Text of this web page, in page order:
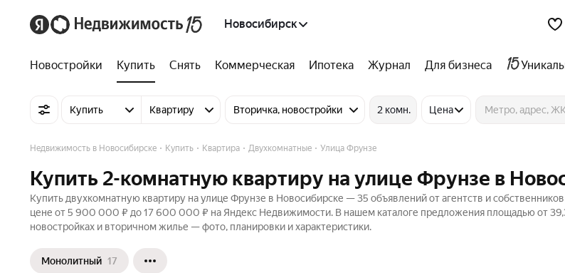
Новосибирск
Новостройки Купить Снять Коммерческая Ипотека Журнал Для бизнеса
Купить Квартиру Вторичка, новостройки 2 комн. Цена
Недвижимость в Новосибирске Купить Квартира Двухкомнатные Улица Фрунзе
Купить 2-комнатную квартиру на улице Фрунзе в
Купить двухкомнатную квартиру на улице Фрунзе в Новосибирске — 35 объявлений от агентств и
цене от 5 900 000 ₽ до 17 600 000 ₽ на Яндекс Недвижимости. В нашем каталоге предложения площадью от
новостройках и вторичном жилье — фото, планировки и характеристики.
Монолитный 17